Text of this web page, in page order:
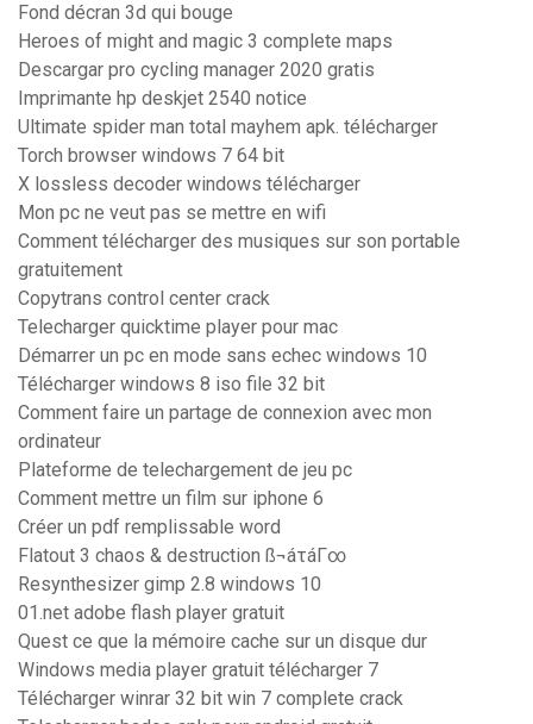
Fond décran 3d qui bouge
Heroes of might and magic 3 complete maps
Descargar pro cycling manager 2020 gratis
Imprimante hp deskjet 2540 notice
Ultimate spider man total mayhem apk. télécharger
Torch browser windows 7 64 bit
X lossless decoder windows télécharger
Mon pc ne veut pas se mettre en wifi
Comment télécharger des musiques sur son portable
gratuitement
Copytrans control center crack
Telecharger quicktime player pour mac
Démarrer un pc en mode sans echec windows 10
Télécharger windows 8 iso file 32 bit
Comment faire un partage de connexion avec mon
ordinateur
Plateforme de telechargement de jeu pc
Comment mettre un film sur iphone 6
Créer un pdf remplissable word
Flatout 3 chaos & destruction ß¬áτáΓ∞
Resynthesizer gimp 2.8 windows 10
01.net adobe flash player gratuit
Quest ce que la mémoire cache sur un disque dur
Windows media player gratuit télécharger 7
Télécharger winrar 32 bit win 7 complete crack